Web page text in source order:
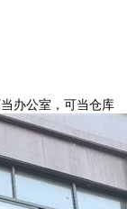
办公室，可当仓库